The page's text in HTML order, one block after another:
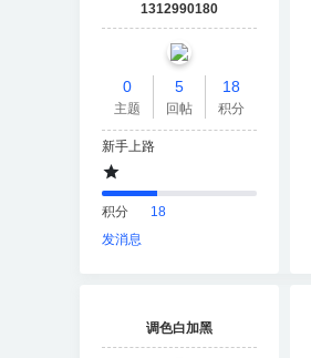
1312990180
0
主题
5
回帖
18
积分
新手上路
积分
18
发消息
调色白加黑